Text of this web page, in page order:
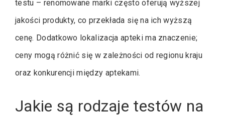
testu – renomowane marki często oferują wyższej
jakości produkty, co przekłada się na ich wyższą
cenę. Dodatkowo lokalizacja apteki ma znaczenie;
ceny mogą różnić się w zależności od regionu kraju
oraz konkurencji między aptekami.
Jakie są rodzaje testów na